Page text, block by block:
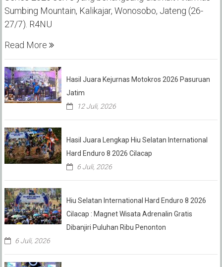
Sumbing Mountain, Kalikajar, Wonosobo, Jateng (26-
27/7). R4NU
Read More
Hasil Juara Kejurnas Motokros 2026 Pasuruan
Jatim
12 Juli, 2026
Hasil Juara Lengkap Hiu Selatan International
Hard Enduro 8 2026 Cilacap
6 Juli, 2026
Hiu Selatan International Hard Enduro 8 2026
Cilacap : Magnet Wisata Adrenalin Gratis
Dibanjiri Puluhan Ribu Penonton
6 Juli, 2026